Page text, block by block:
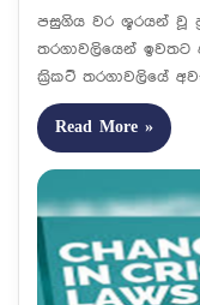
පසුගිය වර ශූරයන් වූ
තරගාවලියෙන්
ක්‍රිකට් තරගාවලියේ
Read More »